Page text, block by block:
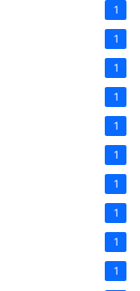
1
1
1
1
1
1
1
1
1
1